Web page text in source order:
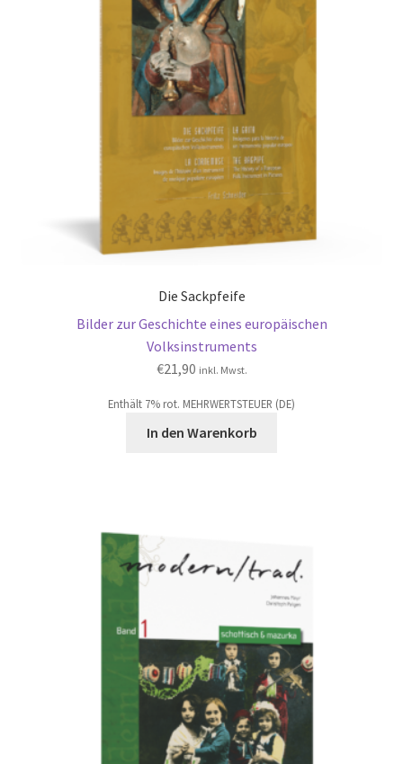
Die Sackpfeife
Bilder zur Geschichte eines europäischen
Volksinstruments
€21,90 inkl. Mwst.
Enthält 7% rot. MEHRWERTSTEUER (DE)
In den Warenkorb